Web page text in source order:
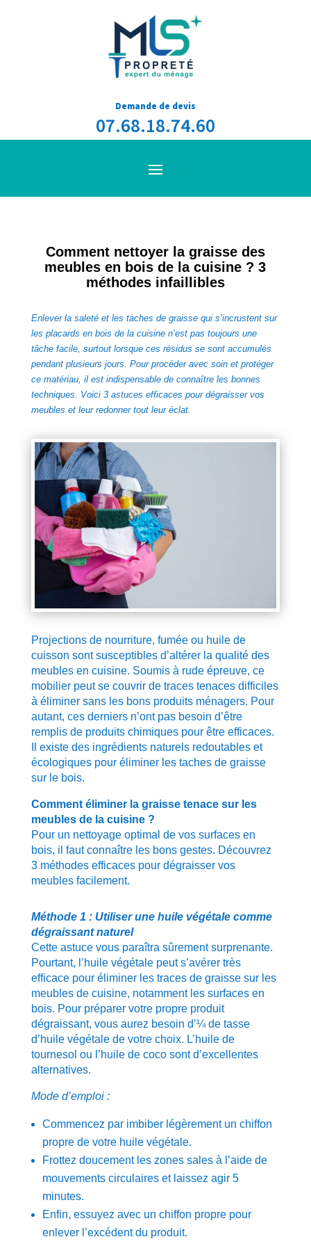
Demande de devis
07.68.18.74.60
Comment nettoyer la graisse des
meubles en bois de la cuisine ? 3
méthodes infaillibles
Enlever la saleté et les taches de graisse qui s’incrustent sur
les placards en bois de la cuisine n’est pas toujours une
tâche facile, surtout lorsque ces résidus se sont accumulés
pendant plusieurs jours. Pour procéder avec soin et protéger
ce matériau, il est indispensable de connaître les bonnes
techniques. Voici 3 astuces efficaces pour dégraisser vos
meubles et leur redonner tout leur éclat.
Projections de nourriture, fumée ou huile de
cuisson sont susceptibles d’altérer la qualité des
meubles en cuisine. Soumis à rude épreuve, ce
mobilier peut se couvrir de traces tenaces difficiles
à éliminer sans les bons produits ménagers. Pour
autant, ces derniers n’ont pas besoin d’être
remplis de produits chimiques pour être efficaces.
Il existe des ingrédients naturels redoutables et
écologiques pour éliminer les taches de graisse
sur le bois.
Comment éliminer la graisse tenace sur les
meubles de la cuisine ?
Pour un nettoyage optimal de vos surfaces en
bois, il faut connaître les bons gestes. Découvrez
3 méthodes efficaces pour dégraisser vos
meubles facilement.
Méthode 1 : Utiliser une huile végétale comme
dégraissant naturel
Cette astuce vous paraîtra sûrement surprenante.
Pourtant, l’huile végétale peut s’avérer très
efficace pour éliminer les traces de graisse sur les
meubles de cuisine, notamment les surfaces en
bois. Pour préparer votre propre produit
dégraissant, vous aurez besoin d’¼ de tasse
d’huile végétale de votre choix. L’huile de
tournesol ou l’huile de coco sont d’excellentes
alternatives.
Mode d’emploi :
Commencez par imbiber légèrement un chiffon
propre de votre huile végétale.
Frottez doucement les zones sales à l’aide de
mouvements circulaires et laissez agir 5
minutes.
Enfin, essuyez avec un chiffon propre pour
enlever l’excédent du produit.